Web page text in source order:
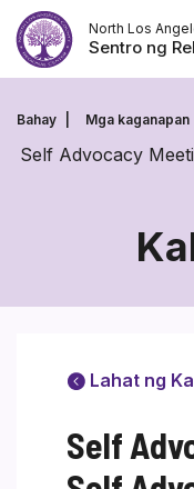
Laktawan
ang
nilalaman
North Los
Sentro ng
Bahay Mga kaganapan
Self Advocacy
Lahat ng
Self